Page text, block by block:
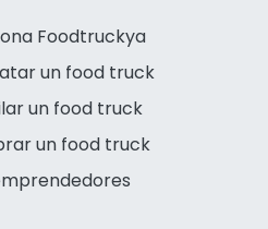
Foodtruckya
un food truck
un food truck
un food truck